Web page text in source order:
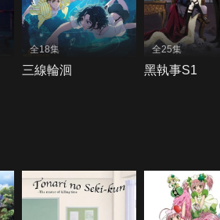
全18集
三線輪洄
全25集
黑執事S1